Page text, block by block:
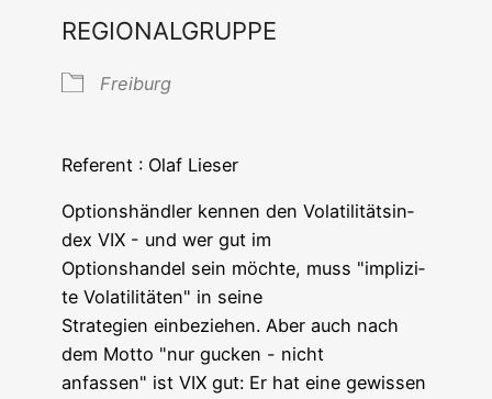
REGIONALGRUPPE
Frei­burg
Refe­rent : Olaf Lieser
Opti­ons­händ­ler ken­nen den Vola­ti­li­täts­in­
dex VIX - und wer gut im
Opti­ons­han­del sein möch­te, muss "impli­zi­
te Vola­ti­li­tä­ten" in seine
Stra­te­gien ein­be­zie­hen. Aber auch nach
dem Mot­to "nur gucken - nicht
anfas­sen" ist VIX gut: Er hat eine gewis­sen